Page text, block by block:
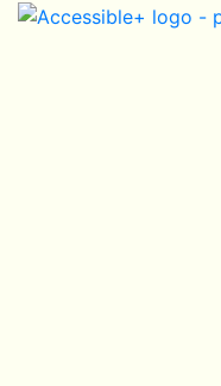
Skip Navigation